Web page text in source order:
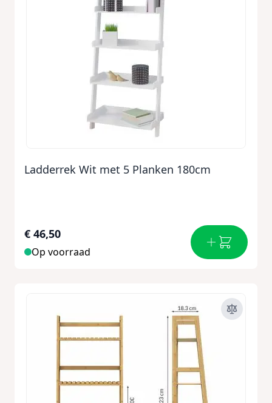
Ladderrek Wit met 5 Planken 180cm
€ 46,50
Op voorraad